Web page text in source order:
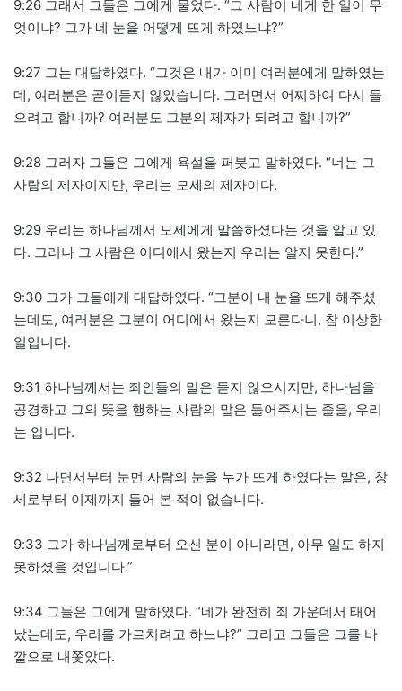
9:26 그래서 그들은 그에게 물었다. “그 사람이 네게 한 일이 무
엇이냐? 그가 네 눈을 어떻게 뜨게 하였느냐?”
9:27 그는 대답하였다. “그것은 내가 이미 여러분에게 말하였는
데, 여러분은 곧이듣지 않았습니다. 그러면서 어찌하여 다시 들
으려고 합니까? 여러분도 그분의 제자가 되려고 합니까?”
9:28 그러자 그들은 그에게 욕설을 퍼붓고 말하였다. “너는 그
사람의 제자이지만, 우리는 모세의 제자이다.
9:29 우리는 하나님께서 모세에게 말씀하셨다는 것을 알고 있
다. 그러나 그 사람은 어디에서 왔는지 우리는 알지 못한다.”
9:30 그가 그들에게 대답하였다. “그분이 내 눈을 뜨게 해주셨
는데도, 여러분은 그분이 어디에서 왔는지 모른다니, 참 이상한
일입니다.
9:31 하나님께서는 죄인들의 말은 듣지 않으시지만, 하나님을
공경하고 그의 뜻을 행하는 사람의 말은 들어주시는 줄을, 우리
는 압니다.
9:32 나면서부터 눈먼 사람의 눈을 누가 뜨게 하였다는 말은, 창
세로부터 이제까지 들어 본 적이 없습니다.
9:33 그가 하나님께로부터 오신 분이 아니라면, 아무 일도 하지
못하셨을 것입니다.”
9:34 그들은 그에게 말하였다. “네가 완전히 죄 가운데서 태어
났는데도, 우리를 가르치려고 하느냐?” 그리고 그들은 그를 바
깥으로 내쫓았다.